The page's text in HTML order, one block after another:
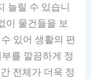
늘릴 수 있습니
이 물건들을 보
있어 생활의 편
를 깔끔하게 정
전체가 더욱 정